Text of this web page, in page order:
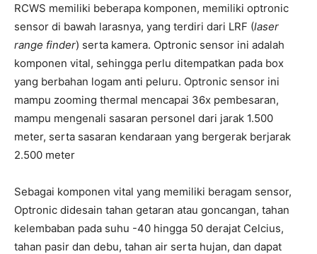
RCWS memiliki beberapa komponen, memiliki optronic
sensor di bawah larasnya, yang terdiri dari LRF (laser
range finder) serta kamera. Optronic sensor ini adalah
komponen vital, sehingga perlu ditempatkan pada box
yang berbahan logam anti peluru. Optronic sensor ini
mampu zooming thermal mencapai 36x pembesaran,
mampu mengenali sasaran personel dari jarak 1.500
meter, serta sasaran kendaraan yang bergerak berjarak
2.500 meter
Sebagai komponen vital yang memiliki beragam sensor,
Optronic didesain tahan getaran atau goncangan, tahan
kelembaban pada suhu -40 hingga 50 derajat Celcius,
tahan pasir dan debu, tahan air serta hujan, dan dapat